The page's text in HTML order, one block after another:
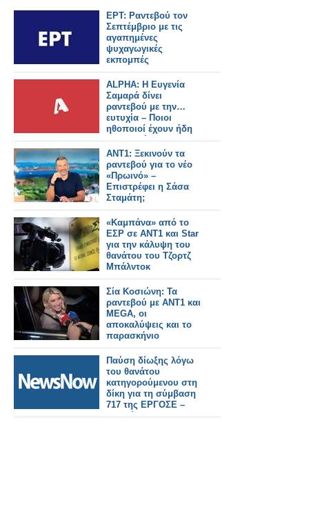
ΕΡΤ: Ραντεβού τον
Σεπτέμβριο με τις
αγαπημένες
ψυχαγωγικές
εκπομπές
ALPHA: Η Ευγενία
Σαμαρά δίνει
ραντεβού με την…
ευτυχία – Ποιοι
ηθοποιοί έχουν ήδη
συμφωνήσει για τη
νέα σειρά
ΑΝΤ1: Ξεκινούν τα
ραντεβού για το νέο
«Πρωινό» –
Επιστρέφει η Σάσα
Σταμάτη;
«Καμπάνα» από το
ΕΣΡ σε ΑΝΤ1 και Star
για την κάλυψη του
θανάτου του Τζορτζ
Μπάλντοκ
Σία Κοσιώνη: Τα
ραντεβού με ΑΝΤ1 και
MEGA, οι
αποκαλύψεις και το
παρασκήνιο
Παύση δίωξης λόγω
του θανάτου
κατηγορούμενου στη
δίκη για τη σύμβαση
717 της ΕΡΓΟΣΕ –
Συνεχίζεται στις 28